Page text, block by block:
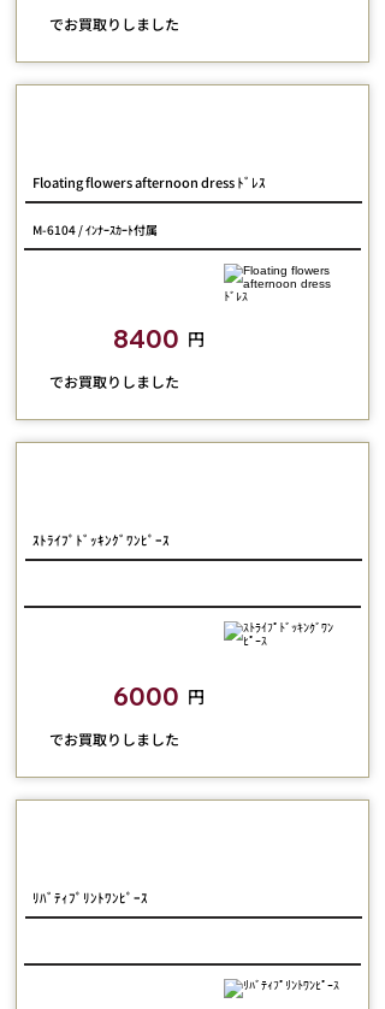
​でお買取りしました
Floating flowers afternoon dress ﾄﾞﾚｽ
M-6104 / ｲﾝﾅｰｽｶｰﾄ付属
8400 円
​でお買取りしました
ｽﾄﾗｲﾌﾟﾄﾞｯｷﾝｸﾞﾜﾝﾋﾟｰｽ
6000 円
​でお買取りしました
ﾘﾊﾞﾃｨﾌﾟﾘﾝﾄﾜﾝﾋﾟｰｽ